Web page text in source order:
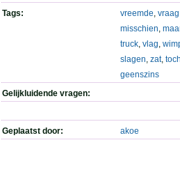
Tags:
vreemde, vraag
misschien,
truck, vlag,
slagen, zat,
geenszins
Gelijkluidende vragen:
Geplaatst door: akoe